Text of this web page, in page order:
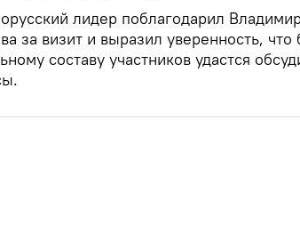
лидер поблагодарил
за визит и выразил уверенность, что
составу участников удастся